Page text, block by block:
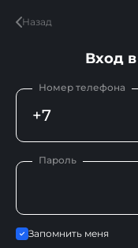
Назад
Вход
Номер телефона
+7
Пароль
Запомнить меня